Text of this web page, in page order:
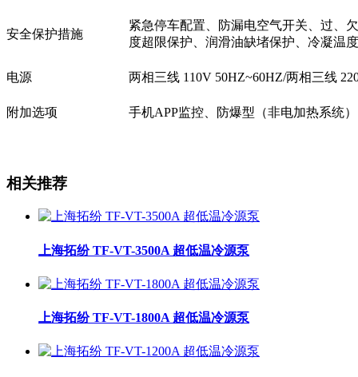
安全保护措施
紧急停车配置、防漏电空气开关、过、
度超限保护、润滑油缺堵保护、冷凝温
电源 两相三线 110V 50HZ~60HZ/两相三线
附加选项 手机APP监控、防爆型（非电加热系统）
相关推荐
上海拓纷 TF-VT-3500A 超低温冷源泵
上海拓纷 TF-VT-1800A 超低温冷源泵